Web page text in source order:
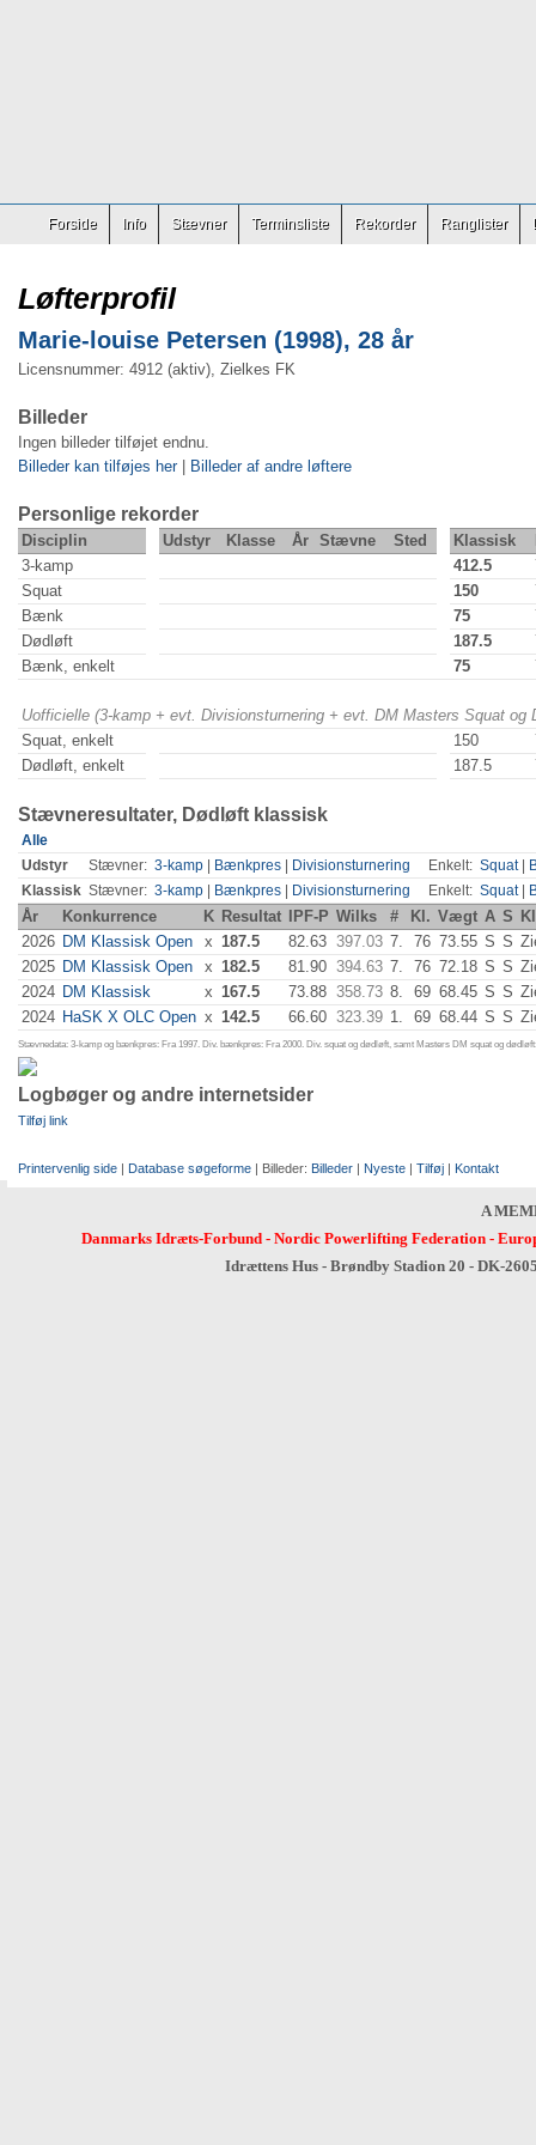
Forside Info Stævner Terminsliste Rekorder Ranglister
Løfterprofil
Marie-louise Petersen (1998), 28 år
Licensnummer: 4912 (aktiv), Zielkes FK
Billeder
Ingen billeder tilføjet endnu.
Billeder kan tilføjes her| Billeder af andre løftere
Personlige rekorder
Disciplin Udstyr Klasse År Stævne Sted Klassisk
3-kamp
412.5
Squat
150
Bænk
75
Dødløft
187.5
Bænk, enkelt
75
Uofficielle (3-kamp + evt. Divisionsturnering + evt. DM Masters Squat
Squat, enkelt
150
Dødløft, enkelt
187.5
Stævneresultater, Dødløft klassisk
Alle
Udstyr
Stævner: 3-kamp Bænkpres Divisionsturnering Enkelt: Squat|
Klassisk Stævner: 3-kamp Bænkpres Divisionsturnering Enkelt: Squat|
År Konkurrence K Resultat IPF-P Wilks # Kl. Vægt A S
2026 DM Klassisk Open x 187.5 82.63 397.03 7. 76 73.55 S S
2025 DM Klassisk Open x 182.5 81.90 394.63 7. 76 72.18 S S
2024 DM Klassisk x 167.5 73.88 358.73 8. 69 68.45 S S
2024 HaSK X OLC Open x 142.5 66.60 323.39 1. 69 68.44 S S
Stævnedata: 3-kamp og bænkpres: Fra 1997. Div. bænkpres: Fra 2000. Div. squat og dødløft, samt Masters DM squat og
Logbøger og andre internetsider
Tilføj link
Printervenlig side | Database søgeforme | Billeder: Billeder | Nyeste | Tilføj | Kontakt
A
Danmarks Idræts-Forbund- Nordic Powerlifting Federation-
Idrættens Hus - Brøndby Stadion 20 - DK-